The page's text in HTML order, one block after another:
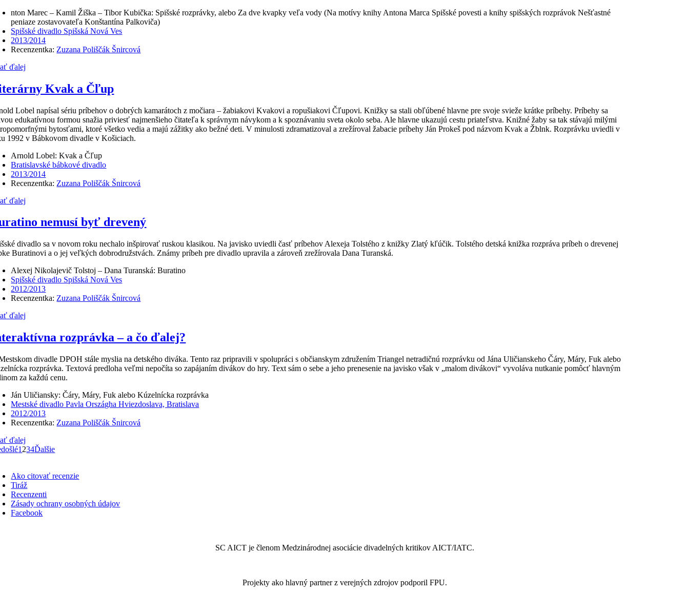
nton Marec – Kamil Žiška – Tibor Kubička: Spišské rozprávky, alebo Za dve kvapky veľa vody (Na motívy knihy Antona Marca Spišské povesti a knihy spišských rozprávok Nešťastné
peniaze zostavovateľa Konštantína Palkoviča)
Spišské divadlo Spišská Nová Ves
2013/2014
Recenzentka: Zuzana Poliščák Šnircová
ďalej
Kvak a Čľup
Lobel napísal sériu príbehov o dobrých kamarátoch z močiara – žabiakovi Kvakovi a ropušiakovi Čľupovi. Knižky sa stali obľúbené hlavne pre svoje svieže krátke príbehy. Príbehy sa
edukatívnou formou snažia priviesť najmenšieho čitateľa k správnym návykom a k spoznávaniu sveta okolo seba. Ale hlavne ukazujú cestu priateľstva. Knižné žaby sa tak stávajú milými
bytosťami, ktoré všetko vedia a majú zážitky ako bežné deti. V minulosti zdramatizoval a zrežíroval žabacie príbehy Ján Prokeš pod názvom Kvak a Žblnk. Rozprávku uviedli v
1992 v Bábkovom divadle v Košiciach.
Arnold Lobel: Kvak a Čľup
Bratislavské bábkové divadlo
2013/2014
Recenzentka: Zuzana Poliščák Šnircová
ďalej
nemusí byť drevený
divadlo sa v novom roku nechalo inšpirovať ruskou klasikou. Na javisko uviedli časť príbehov Alexeja Tolstého z knižky Zlatý kľúčik. Tolstého detská knižka rozpráva príbeh o drevenej
Buratinovi a o jej veľkých dobrodružstvách. Známy príbeh pre divadlo upravila a zároveň zrežírovala Dana Turanská.
Alexej Nikolajevič Tolstoj – Dana Turanská: Buratino
Spišské divadlo Spišská Nová Ves
2012/2013
Recenzentka: Zuzana Poliščák Šnircová
ďalej
rozprávka – a čo ďalej?
divadle DPOH stále myslia na detského diváka. Tento raz pripravili v spolupráci s občianskym združením Triangel netradičnú rozprávku od Jána Uličianskeho Čáry, Máry, Fuk alebo
rozprávka. Textová predloha veľmi nepočíta so zapájaním divákov do hry. Text sám o sebe a jeho prenesenie na javisko však v „malom divákovi“ vyvoláva nutkanie pomôcť hlavným
za každú cenu.
Ján Uličiansky: Čáry, Máry, Fuk alebo Kúzelnícka rozprávka
Mestské divadlo Pavla Országha Hviezdoslava, Bratislava
2012/2013
Recenzentka: Zuzana Poliščák Šnircová
ďalej
1 234Ďalšie
Ako citovať recenzie
Tiráž
Recenzenti
Zásady ochrany osobných údajov
Facebook
SC AICT je členom Medzinárodnej asociácie divadelných kritikov AICT/IATC.
Projekty ako hlavný partner z verejných zdrojov podporil FPU.